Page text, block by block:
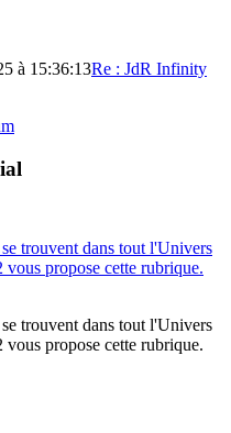
à 15:36:13Re : JdR Infinity
trouvent dans tout l'Univers
propose cette rubrique.
trouvent dans tout l'Univers
propose cette rubrique.